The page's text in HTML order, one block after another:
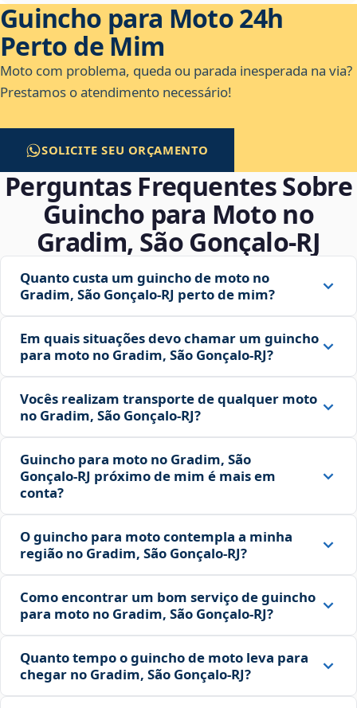
Guincho para Moto 24h
Perto de Mim
Moto com problema, queda ou parada inesperada na via?
Prestamos o atendimento necessário!
SOLICITE SEU ORÇAMENTO
Perguntas Frequentes Sobre
Guincho para Moto no
Gradim, São Gonçalo‑RJ
Quanto custa um guincho de moto no
Gradim, São Gonçalo‑RJ perto de mim?
Em quais situações devo chamar um guincho
para moto no Gradim, São Gonçalo‑RJ?
Vocês realizam transporte de qualquer moto
no Gradim, São Gonçalo‑RJ?
Guincho para moto no Gradim, São
Gonçalo‑RJ próximo de mim é mais em
conta?
O guincho para moto contempla a minha
região no Gradim, São Gonçalo‑RJ?
Como encontrar um bom serviço de guincho
para moto no Gradim, São Gonçalo‑RJ?
Quanto tempo o guincho de moto leva para
chegar no Gradim, São Gonçalo‑RJ?